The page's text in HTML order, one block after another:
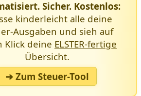
Sicher. Kostenlos:
kinderleicht alle deine
Ausgaben und sieh auf
Klick deine ELSTER-fertige
Übersicht.
➔ Zum Steuer-Tool